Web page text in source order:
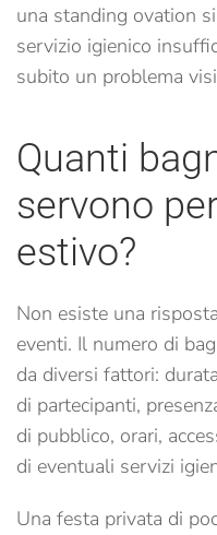
una standing ovation
servizio igienico
subito un problema
Quanti
servono
estivo?
Non esiste una
eventi. Il numero di
da diversi fattori:
di partecipanti,
di pubblico, orari,
di eventuali servizi
Una festa privata di